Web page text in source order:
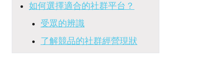
如何選擇適合的社群平台？
受眾的辨識
了解競品的社群經營現狀